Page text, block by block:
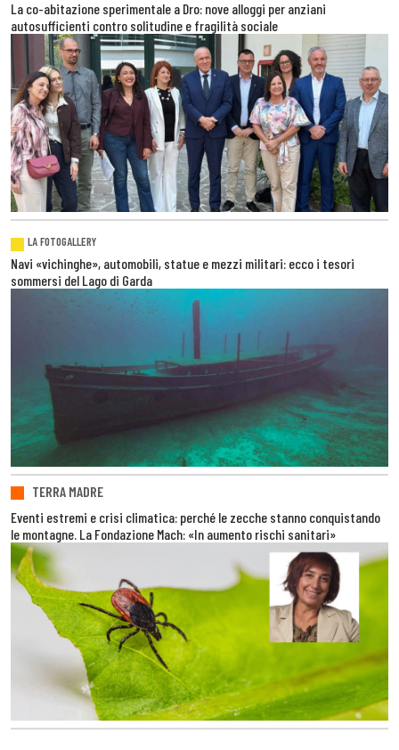
La co-abitazione sperimentale a Dro: nove alloggi per anziani
autosufficienti contro solitudine e fragilità sociale
LA FOTOGALLERY
Navi «vichinghe», automobili, statue e mezzi militari: ecco i tesori
sommersi del Lago di Garda
TERRA MADRE
Eventi estremi e crisi climatica: perché le zecche stanno conquistando
le montagne. La Fondazione Mach: «In aumento rischi sanitari»